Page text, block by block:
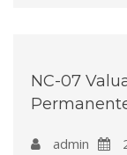
NC-07
admin